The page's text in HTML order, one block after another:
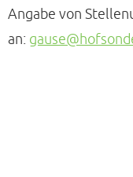
Angabe von
an: